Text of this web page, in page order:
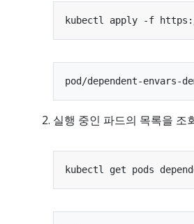
실행 중인 파드의 목록을 조